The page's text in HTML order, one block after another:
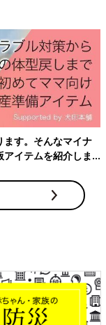
ます。そんなマイナ
イテムを紹介しま